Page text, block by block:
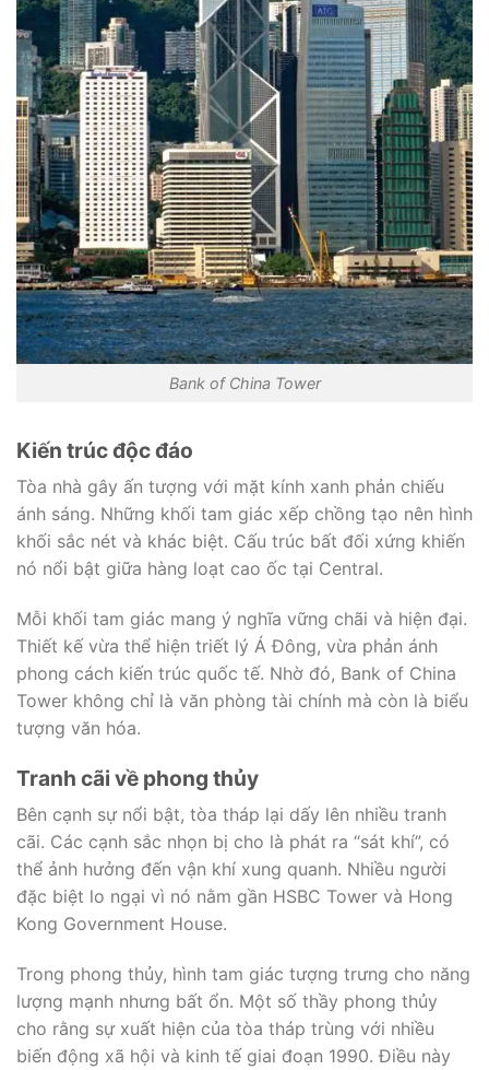
Bank of China Tower
Kiến trúc độc đáo
Tòa nhà gây ấn tượng với mặt kính xanh phản chiếu
ánh sáng. Những khối tam giác xếp chồng tạo nên hình
khối sắc nét và khác biệt. Cấu trúc bất đối xứng khiến
nó nổi bật giữa hàng loạt cao ốc tại Central.
Mỗi khối tam giác mang ý nghĩa vững chãi và hiện đại.
Thiết kế vừa thể hiện triết lý Á Đông, vừa phản ánh
phong cách kiến trúc quốc tế. Nhờ đó, Bank of China
Tower không chỉ là văn phòng tài chính mà còn là biểu
tượng văn hóa.
Tranh cãi về phong thủy
Bên cạnh sự nổi bật, tòa tháp lại dấy lên nhiều tranh
cãi. Các cạnh sắc nhọn bị cho là phát ra “sát khí”, có
thể ảnh hưởng đến vận khí xung quanh. Nhiều người
đặc biệt lo ngại vì nó nằm gần HSBC Tower và Hong
Kong Government House.
Trong phong thủy, hình tam giác tượng trưng cho năng
lượng mạnh nhưng bất ổn. Một số thầy phong thủy
cho rằng sự xuất hiện của tòa tháp trùng với nhiều
biến động xã hội và kinh tế giai đoạn 1990. Điều này